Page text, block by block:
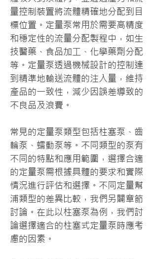
量控制裝置將流體精確地分配到目
標位置。定量泵常用於需要高精度
和穩定性的流量分配製程中，如生
技醫藥、食品加工、化學藥劑分配
等。定量泵透過機械設計的控制達
到精準地輸送流體的注入量，維持
產品的一致性，減少因誤差導致的
不良品及浪費。
常見的定量泵類型包括柱塞泵、齒
輪泵、蠕動泵等。不同類型的泵有
不同的特點和應用範圍，選擇合適
的定量泵需根據具體的要求和實際
情況進行評估和選擇。不同定量幫
浦類型的差異比較，我們另闢章節
討論。在此以柱塞泵為例，我們討
論選擇適合的柱塞式定量泵時應考
慮的因素。